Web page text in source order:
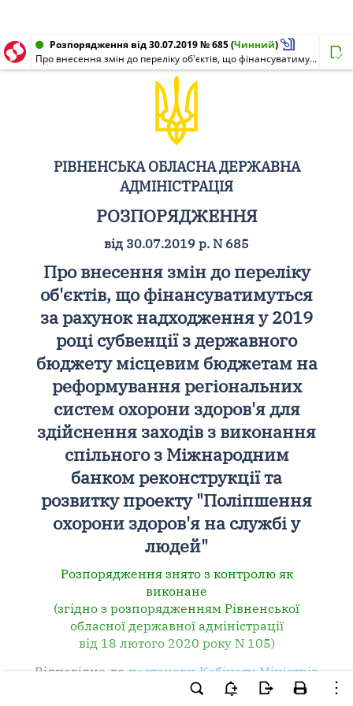
Розпорядження від 30.07.2019 № 685(Чинний)
Про внесення змін до переліку об'єктів, що фінансуватимуться за рахунок надходження у 2019 році субвенції з державного бюджету місцевим бюджетам на реформування регіональних систем охорони здоров'я для здійснення заходів з виконання спільного з Міжнародним банком реконструкції та розвитку проекту "Поліпшення охорони здоров'я на службі у людей"
РІВНЕНСЬКА ОБЛАСНА ДЕРЖАВНА
АДМІНІСТРАЦІЯ
РОЗПОРЯДЖЕННЯ
від 30.07.2019 р. N 685
Про внесення змін до переліку
об'єктів, що фінансуватимуться
за рахунок надходження у 2019
році субвенції з державного
бюджету місцевим бюджетам на
реформування регіональних
систем охорони здоров'я для
здійснення заходів з виконання
спільного з Міжнародним
банком реконструкції та
розвитку проекту "Поліпшення
охорони здоров'я на службі у
людей"
Розпорядження знято з контролю як
виконане
(згідно з розпорядженням Рівненської
обласної державної адміністрації
від 18 лютого 2020 року N 105)
Відповідно до постанови Кабінету Міністрів
України від 27 травня 2015 року N 350 "Про